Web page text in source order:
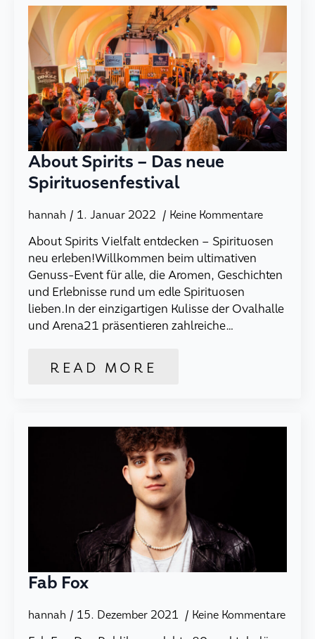
About Spirits – Das neue
Spirituosenfestival
hannah 1. Januar 2022 Keine Kommentare
About Spirits Vielfalt entdecken – Spirituosen
neu erleben!Willkommen beim ultimativen
Genuss-Event für alle, die Aromen, Geschichten
und Erlebnisse rund um edle Spirituosen
lieben.In der einzigartigen Kulisse der Ovalhalle
und Arena21 präsentieren zahlreiche…
READ MORE
Fab Fox
hannah 15. Dezember 2021 Keine Kommentare